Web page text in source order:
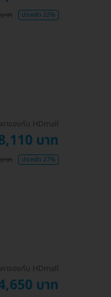
าท ประหยัด 22%
คาจองกับ HDmall
บาท
าท ประหยัด 27%
คาจองกับ HDmall
บาท